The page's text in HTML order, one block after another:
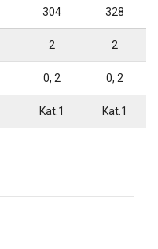
304 328
2 2
0, 2 0, 2
Kat.1 Kat.1